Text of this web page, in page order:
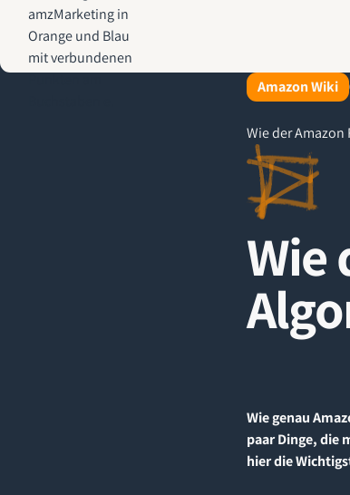
AMZ-Marketing.de - Amazon Agentur für profitables
Amazon Wiki
Wie der
Wie
Wie genau
paar Dinge, die
hier die